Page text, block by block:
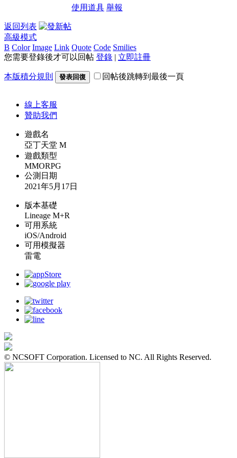
使用道具 舉報
返回列表
高級模式
B Color Image Link Quote Code Smilies
您需要登錄後才可以回帖 登錄 | 立即註冊
本版積分規則 發表回復 回帖後跳轉到最後一頁
線上客服
贊助我們
遊戲名
亞丁天堂 M
遊戲類型
MMORPG
公測日期
2021年5月17日
版本基礎
Lineage M+R
可用系統
iOS/Android
可用模擬器
雷電
© NCSOFT Corporation. Licensed to NC. All Rights Reserved.